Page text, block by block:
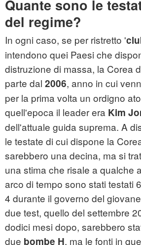
Quante sono le
del regime?
In ogni caso, se per ristretto '
intendono quei Paesi che
distruzione di massa, la Corea
parte dal 2006, anno in cui
per la prima volta un ordigno
quell'epoca il leader era Kim
dell'attuale guida suprema. A
le testate di cui dispone la
sarebbero una decina, ma si
una stima che risale a qualche
arco di tempo sono stati testati
4 durante il governo del
due test, quello del settembre
dodici mesi dopo, sarebbero
due bombe H, ma le fonti in